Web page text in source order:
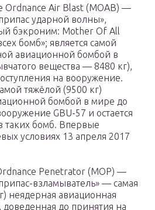
Ordnance Air Blast (MOAB) —
ударной волны»,
бэкроним: Mother Of All
бомб»; является самой
авиационной бомбой в
вещества — 8480 кг),
на вооружение.
тяжёлой (9500 кг)
бомбой в мире до
GBU-57 и остается
таких бомб. Впервые
условиях 13 апреля 2017
Penetrator (MOP) —
взламыватель» — самая
неядерная авиационная
до принятия на